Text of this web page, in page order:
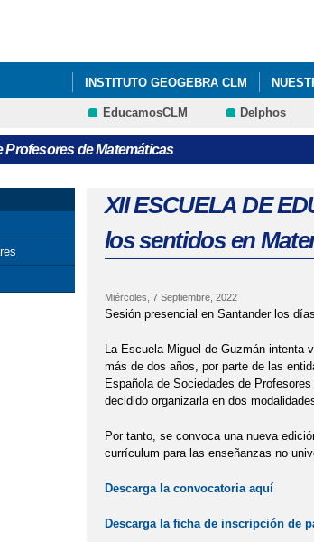
INSTITUTO GEOGEBRA CLM
GALA DEL CONCURSO UTILIZA
X CONCURSO DE CARTELES
EducamosCLM Delphos
de Matemáticas
XII ESCUELA DE
los sentidos en
Miércoles, 7 Septiembre, 2022
Sesión presencial en Santander los
La Escuela Miguel de Guzmán intenta
más de dos años, por parte de las
Española de Sociedades de
decidido organizarla en dos
Por tanto, se convoca una nueva
currículum para las enseñanzas no
Descarga la convocatoria aquí
Descarga la ficha de inscripción de